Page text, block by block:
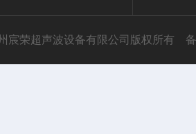
宸荣超声波设备有限公司版权所有